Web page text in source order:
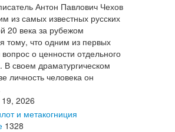
Антон Павлович Чехов
из самых известных русских
20 века за рубежом
тому, что одним из первых
вопрос о ценности отдельного
В своем драматургическом
личность человека он
2026
1328